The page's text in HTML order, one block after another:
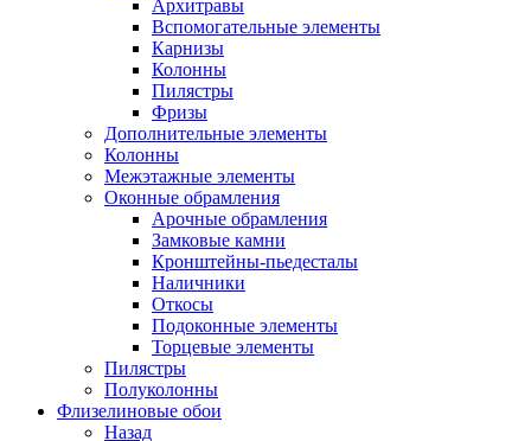
Архитравы
Вспомогательные элементы
Карнизы
Колонны
Пилястры
Фризы
Дополнительные элементы
Колонны
Межэтажные элементы
Оконные обрамления
Арочные обрамления
Замковые камни
Кронштейны-пьедесталы
Наличники
Откосы
Подоконные элементы
Торцевые элементы
Пилястры
Полуколонны
Флизелиновые обои
Назад